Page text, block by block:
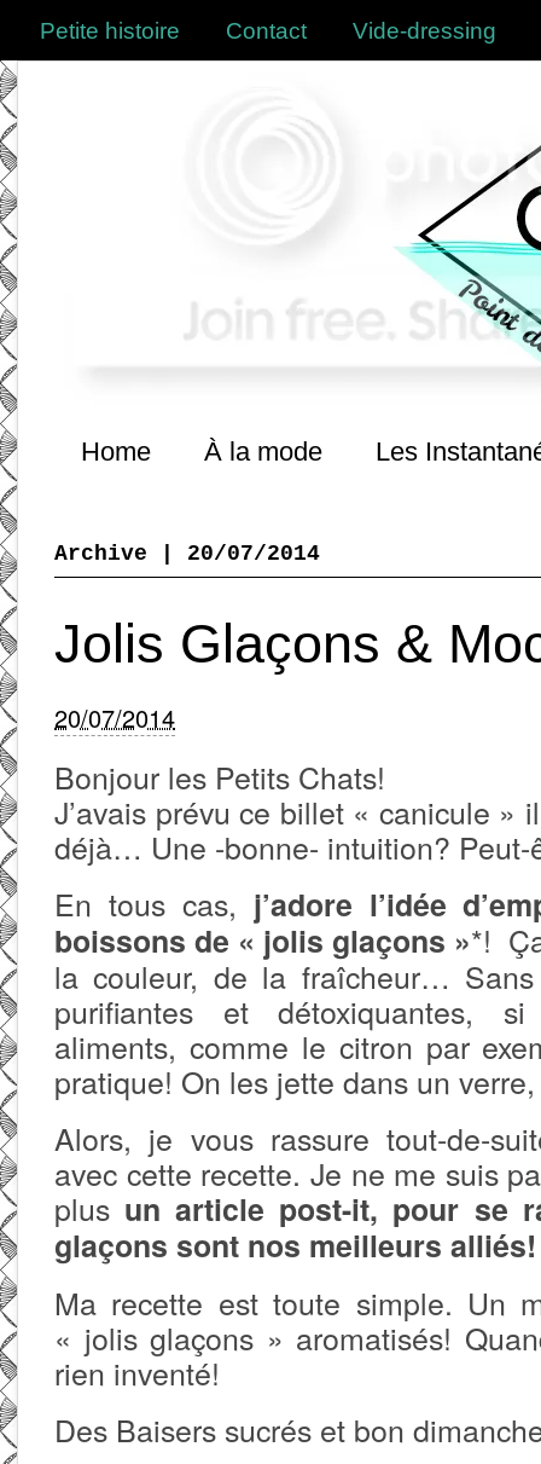
Petite histoire Contact Vide-dressing
Home À la mode Les
Archive | 20/07/2014
Jolis Glaçons &
20/07/2014
Bonjour les Petits Chats!
J’avais prévu ce billet « canicule »
déjà… Une -bonne- intuition?
En tous cas, j’adore l’idée
boissons de « jolis glaçons »*!
la couleur, de la fraîcheur…
purifiantes et détoxiquantes,
aliments, comme le citron par
pratique! On les jette dans un verre,
Alors, je vous rassure tout-de-
avec cette recette. Je ne me suis
plus un article post-it, pour se
glaçons sont nos meilleurs alliés!
Ma recette est toute simple. Un
« jolis glaçons » aromatisés!
rien inventé!
Des Baisers sucrés et bon